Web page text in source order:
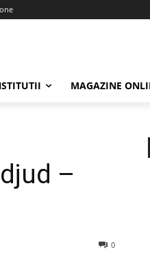
MAGAZINE
–
0